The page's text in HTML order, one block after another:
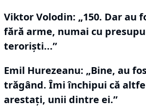
Viktor Volodin: „150. Dar au
fără arme, numai cu
terorişti...”
Emil Hurezeanu: „Bine, au
trăgând. Îmi închipui că
arestaţi, unii dintre ei.”